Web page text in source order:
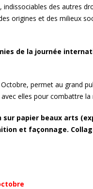
des autres
origines et des milieux
de la journée
permet au grand
elles pour combattre la
sur papier beaux arts
et façonnage.
Aix-en-Provence